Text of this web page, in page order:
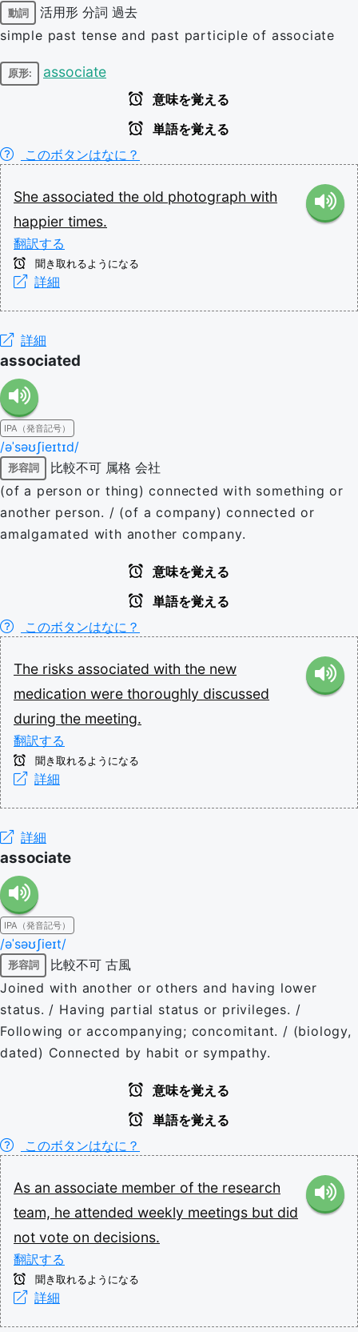
動詞 活用形 分詞 過去
simple past tense and past participle of associate
原形: associate
意味を覚える
単語を覚える
このボタンはなに？
She associated the old photograph with
happier times.
翻訳する
聞き取れるようになる
詳細
詳細
associated
IPA（発音記号）
/əˈsəʊʃieɪtɪd/
形容詞 比較不可 属格 会社
(of a person or thing) connected with something or
another person. / (of a company) connected or
amalgamated with another company.
意味を覚える
単語を覚える
このボタンはなに？
The risks associated with the new
medication were thoroughly discussed
during the meeting.
翻訳する
聞き取れるようになる
詳細
詳細
associate
IPA（発音記号）
/əˈsəʊʃieɪt/
形容詞 比較不可 古風
Joined with another or others and having lower
status. / Having partial status or privileges. /
Following or accompanying; concomitant. / (biology,
dated) Connected by habit or sympathy.
意味を覚える
単語を覚える
このボタンはなに？
As an associate member of the research
team, he attended weekly meetings but did
not vote on decisions.
翻訳する
聞き取れるようになる
詳細